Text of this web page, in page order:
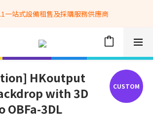
一站式設備租售及採購服務供應商
一站式設備租售及採購服務供應商
$3500自家專送免運費 (只限網站落單, 不適用
單, 訂制產品, 屏風, 籠車, 舞台等)
info@hkbasket.com
一站式設備租售及採購服務供應商
HKoutput
with 3D
OBFa-3DL